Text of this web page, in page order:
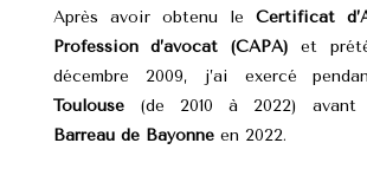
Après avoir obtenu leCertificat
Profession d’avocat (CAPA) et
décembre 2009, j’ai exercé
Toulouse(de 2010 à 2022) avant
Barreau de Bayonneen 2022.